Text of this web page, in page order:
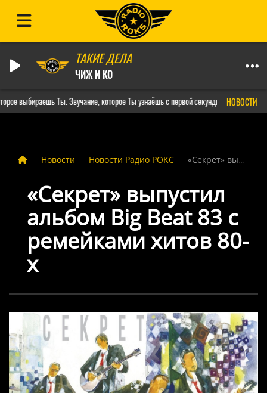
ТАКИЕ ДЕЛА
ЧИЖ И КО
НОВОСТИ
выбираешь Ты. Звучание, которое Ты узнаёшь с первой секунды
Новости Новости Радио РОКС «Секрет» выпустил альбом Big Beat 83 с ремейками хитов 80-х
«Секрет» выпустил
альбом Big Beat 83 с
ремейками хитов 80-
х